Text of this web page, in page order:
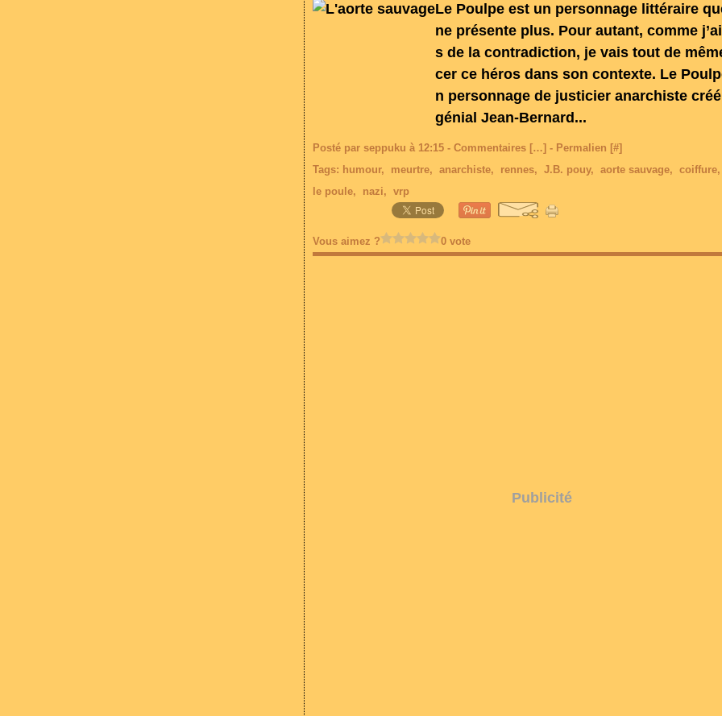
Le Poulpe est un personnage littéraire
ne présente plus. Pour autant, comme
s de la contradiction, je vais tout de
cer ce héros dans son contexte. Le
n personnage de justicier anarchiste
génial Jean-Bernard...
Posté par seppuku à 12:15 - Commentaires […] - Permalien [#]
Tags: humour, meurtre, anarchiste, rennes, J.B. pouy, aorte sauvage, coiffure,
le poule, nazi, vrp
Vous aimez ? 0 vote
Publicité